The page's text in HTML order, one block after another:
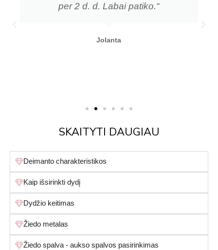
per 2 d. d. Labai patiko.“
Jolanta
SKAITYTI DAUGIAU
Deimanto charakteristikos
Kaip išsirinkti dydį
Dydžio keitimas
Žiedo metalas
Žiedo spalva - aukso spalvos pasirinkimas